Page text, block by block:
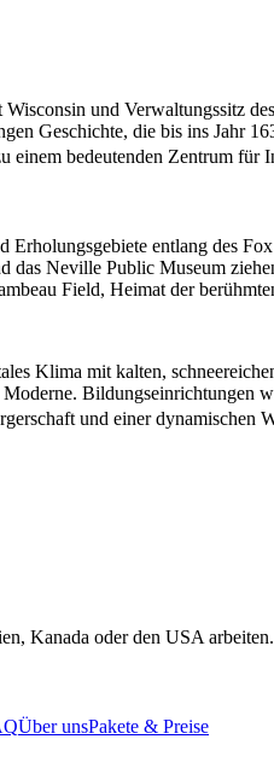
und Verwaltungssitz
Geschichte, die bis ins Jahr
einem bedeutenden Zentrum
Erholungsgebiete entlang des
das Neville Public Museum
Field, Heimat der
Klima mit kalten,
und einer
Kanada oder den USA arbeiten.
Über unsPakete & Preise